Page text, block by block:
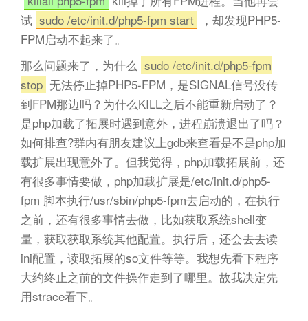
试 sudo /etc/init.d/php5-fpm start
，却发现PHP5-
FPM启动不起来了。
那么问题来了，为什么 sudo /etc/init.d/php5-fpm
stop 无法停止掉PHP5-FPM，是SIGNAL信号没传
到FPM那边吗？为什么KILL之后不能重新启动了？
是php加载了拓展时遇到意外，进程崩溃退出了吗？
如何排查?群内有朋友建议上gdb来查看是不是php加
载扩展出现意外了。但我觉得，php加载拓展前，还
有很多事情要做，php加载扩展是/etc/init.d/php5-
fpm 脚本执行/usr/sbin/php5-fpm去启动的，在执行
之前，还有很多事情去做，比如获取系统shell变
量，获取获取系统其他配置。执行后，还会去去读
ini配置，读取拓展的so文件等等。我想先看下程序
大约终止之前的文件操作走到了哪里。故我决定先
用strace看下。